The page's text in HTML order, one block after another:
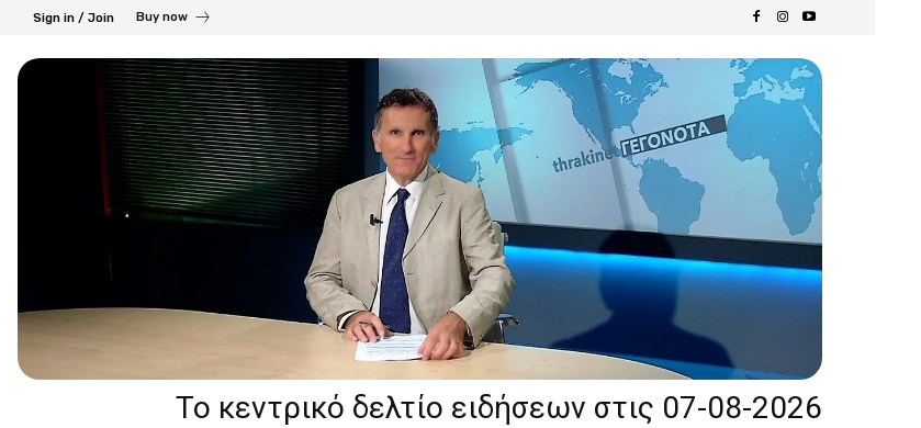
Sign in / Join Buy now
Το κεντρικό δελτίο ειδήσεων στις 07-08-2026